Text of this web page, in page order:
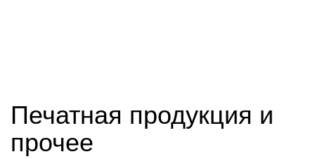
Печатная продукция и
прочее